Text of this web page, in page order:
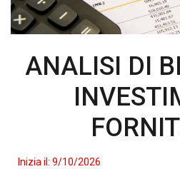
ANALISI DI
Inizia il: 9/10/2026